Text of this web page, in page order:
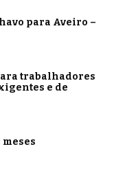
para Aveiro –
trabalhadores
e de